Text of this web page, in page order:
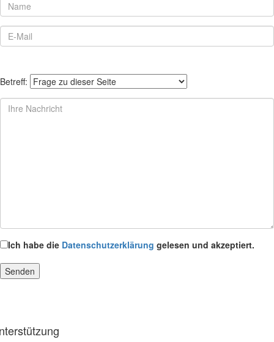
Betreff:
Ich habe die Datenschutzerklärung gelesen und akzeptiert.